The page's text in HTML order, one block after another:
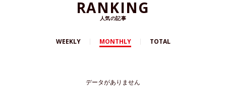
RANKING
人気の記事
WEEKLY MONTHLY TOTAL
データがありません